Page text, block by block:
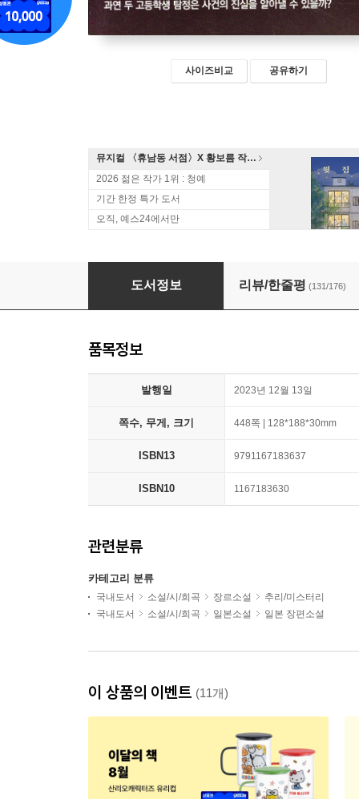
사이즈비교 공유하기
뮤지컬 〈휴남동 서점〉X 황보름 작가 북토크
2026 젊은 작가 1위 : 청예
기간 한정 특가 도서
오직, 예스24에서만
인형의 집의 참극
도서정보 리뷰/한줄평 (131/176)
품목정보
발행일 2023년 12월 13일
쪽수, 무게, 크기 448쪽 | 128*188*30mm
ISBN13 9791167183637
ISBN10 1167183630
관련분류
카테고리 분류
국내도서 소설/시/희곡 장르소설
추리/미스터리
국내도서
소설/시/희곡 일본소설 일본 장편소설
이 상품의 이벤트 (11개)